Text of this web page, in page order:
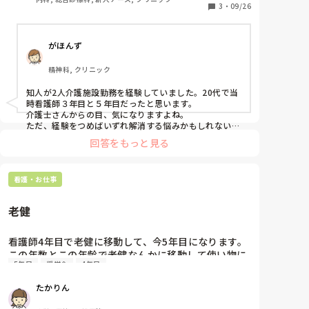
介護士さんよりお給料を頂いているので…。
皆さんの周りで若い施設看護師さんはいますか？
3 ・ 09/26
がほんず
精神科, クリニック
知人が2人介護施設勤務を経験していました。20代で当
時看護師３年目と５年目だったと思います。
介護士さんからの目、気になりますよね。
ただ、経験をつめばいずれ解消する悩みかもしれないの
で、あまり自分を責めないでいいかとおもいます。
回答をもっと見る
看護・お仕事
老健
看護師4年目で老健に移動して、今5年目になります。
この年数とこの年齢で老健なんかに移動して使い物に
ならないでしょ。と親にも友人にも言われます。
ような覚えはありませんし、(以前急性期内科にいた)
5年目 奨学金 4年目
たかりん